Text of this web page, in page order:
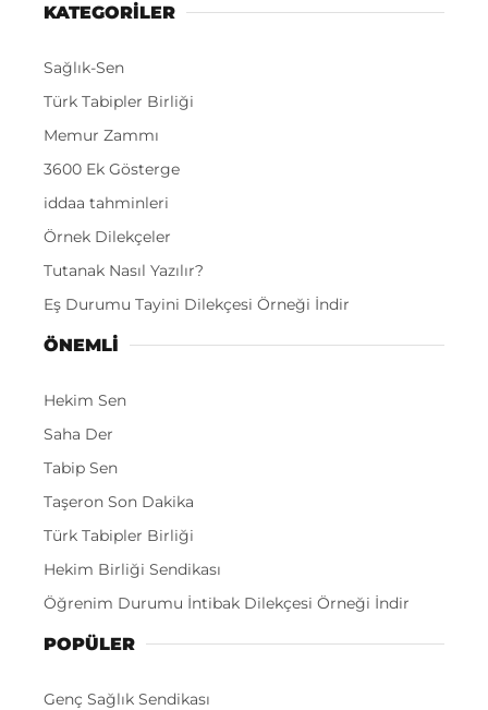
KATEGORİLER
Sağlık-Sen
Türk Tabipler Birliği
Memur Zammı
3600 Ek Gösterge
iddaa tahminleri
Örnek Dilekçeler
Tutanak Nasıl Yazılır?
Eş Durumu Tayini Dilekçesi Örneği İndir
ÖNEMLI
Hekim Sen
Saha Der
Tabip Sen
Taşeron Son Dakika
Türk Tabipler Birliği
Hekim Birliği Sendikası
Öğrenim Durumu İntibak Dilekçesi Örneği İndir
POPÜLER
Genç Sağlık Sendikası